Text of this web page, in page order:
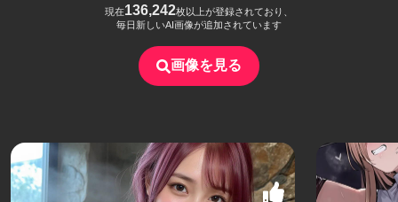
現在136,242枚以上が登録されており、
毎日新しいAI画像が追加されています
画像を見る